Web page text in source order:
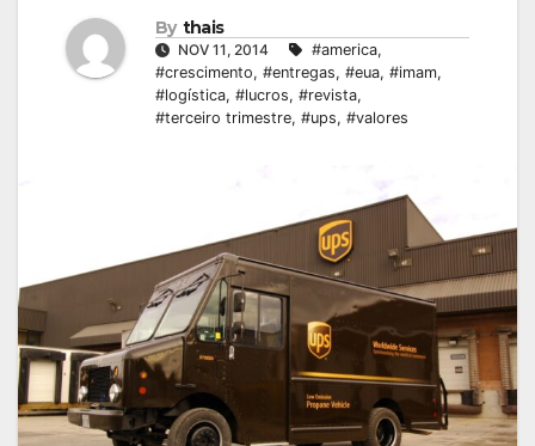
By thais
NOV 11, 2014 #america,
#crescimento, #entregas, #eua, #imam,
#logística, #lucros, #revista,
#terceiro trimestre, #ups, #valores